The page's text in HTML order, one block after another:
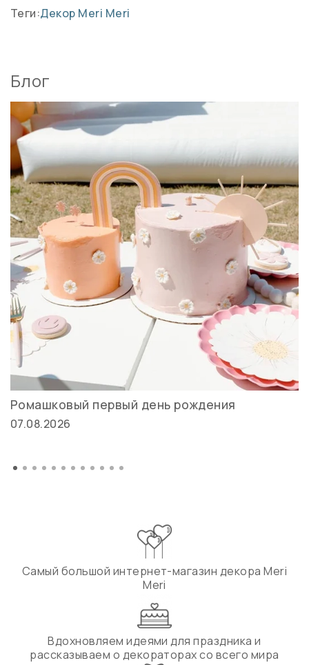
Теги:Декор Meri Meri
Блог
Ромашковый первый день рождения
07.08.2026
Самый большой интернет-магазин декора Meri
Meri
Вдохновляем идеями для праздника и
рассказываем о декораторах со всего мира